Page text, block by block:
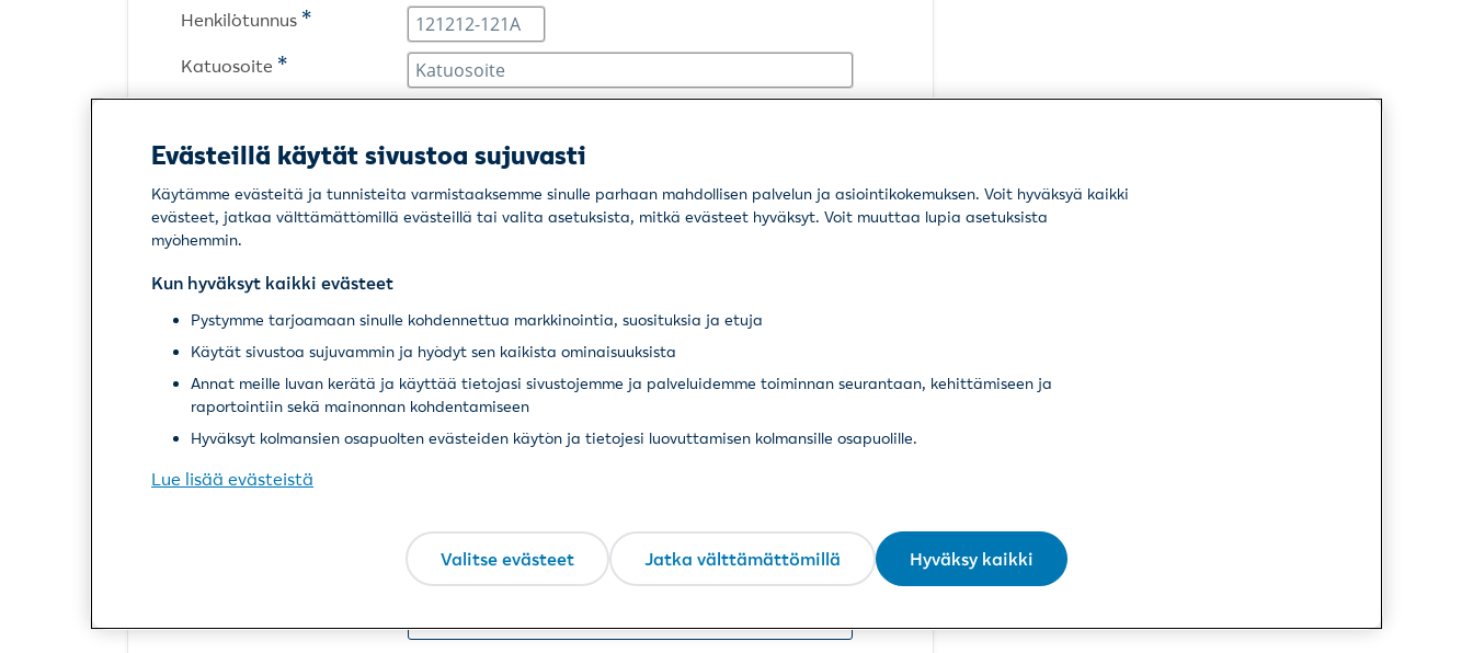
Henkilötunnus *
Katuosoite *
Paikkakunta *
Puhelinnumero*
Ei sähköpostiosoitetta
Ilmoitan vahingosta * Vakuutuksenottajana
Muu valtuutettu tai ilmoittaja
Evästeillä käytät sivustoa sujuvasti
Käytämme evästeitä ja tunnisteita varmistaaksemme sinulle parhaan mahdollisen palvelun ja asiointikokemuksen. Voit hyväksyä kaikki
evästeet, jatkaa välttämättömillä evästeillä tai valita asetuksista, mitkä evästeet hyväksyt. Voit muuttaa lupia asetuksista
myöhemmin.
Kun hyväksyt kaikki evästeet
Pystymme tarjoamaan sinulle kohdennettua markkinointia, suosituksia ja etuja
Käytät sivustoa sujuvammin ja hyödyt sen kaikista ominaisuuksista
Annat meille luvan kerätä ja käyttää tietojasi sivustojemme ja palveluidemme toiminnan seurantaan, kehittämiseen ja
raportointiin sekä mainonnan kohdentamiseen
Hyväksyt kolmansien osapuolten evästeiden käytön ja tietojesi luovuttamisen kolmansille osapuolille.
Lue lisää evästeistä
Valitse evästeet Jatka välttämättömillä Hyväksy kaikki